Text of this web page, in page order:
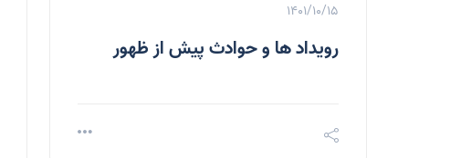
1401/10/15
رویداد ها و حوادث پیش از ظهور